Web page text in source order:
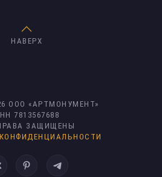
НАВЕРХ
ООО «АРТМОНУМЕНТ»
7813567688
ЗАЩИЩЕНЫ